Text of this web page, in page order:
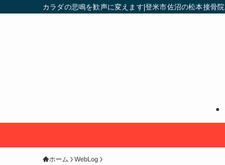
カラダの悲鳴を歓声に変えます|登米市佐沼の松本接骨院
ホーム WebLog